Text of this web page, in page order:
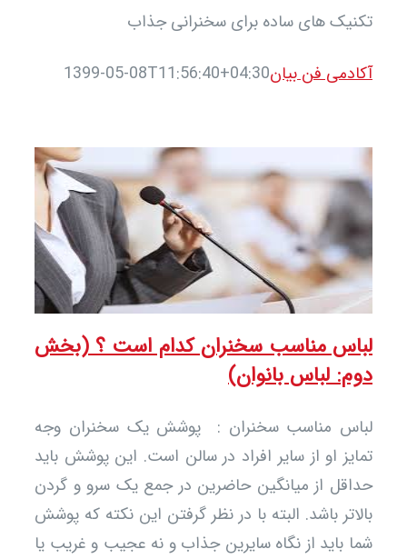
های ساده برای سخنرانی جذاب
فن بیان1399-05-08T11:56:40+04:30
مناسب سخنران کدام است ؟ (بخش
لباس بانوان)
مناسب سخنران : پوشش یک سخنران وجه
او از سایر افراد در سالن است. این پوشش باید
از میانگین حاضرین در جمع یک سرو و گردن
باشد. البته با در نظر گرفتن این نکته که پوشش
باید از نگاه سایرین جذاب و نه عجیب و غریب یا